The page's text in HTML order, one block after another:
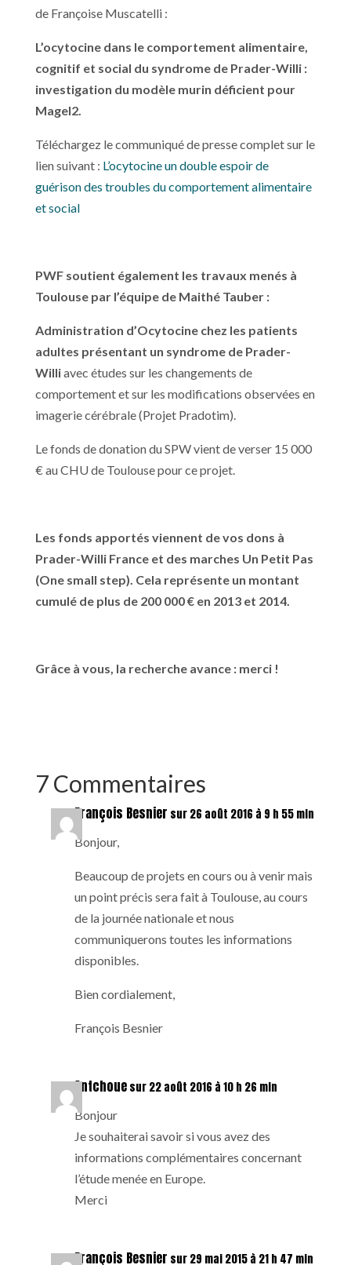
de Françoise Muscatelli :
L’ocytocine dans le comportement alimentaire,
cognitif et social du syndrome de Prader-Willi :
investigation du modèle murin déficient pour
Magel2.
Téléchargez le communiqué de presse complet sur le
lien suivant : L’ocytocine un double espoir de
guérison des troubles du comportement alimentaire
et social
PWF soutient également les travaux menés à
Toulouse par l’équipe de Maithé Tauber :
Administration d’Ocytocine chez les patients
adultes présentant un syndrome de Prader-
Williavec études sur les changements de
comportement et sur les modifications observées en
imagerie cérébrale (Projet Pradotim).
Le fonds de donation du SPW vient de verser 15 000
€ au CHU de Toulouse pour ce projet.
Les fonds apportés viennent de vos dons à
Prader-Willi France et des marches Un Petit Pas
(One small step). Cela représente un montant
cumulé de plus de 200 000 € en 2013 et 2014.
Grâce à vous, la recherche avance : merci !
7 Commentaires
François Besnier sur 26 août 2016 à 9 h 55 min
Bonjour,
Beaucoup de projets en cours ou à venir mais
un point précis sera fait à Toulouse, au cours
de la journée nationale et nous
communiquerons toutes les informations
disponibles.
Bien cordialement,
François Besnier
Antchoue sur 22 août 2016 à 10 h 26 min
Bonjour
Je souhaiterai savoir si vous avez des
informations complémentaires concernant
l’étude menée en Europe.
Merci
François Besnier sur 29 mai 2015 à 21 h 47 min